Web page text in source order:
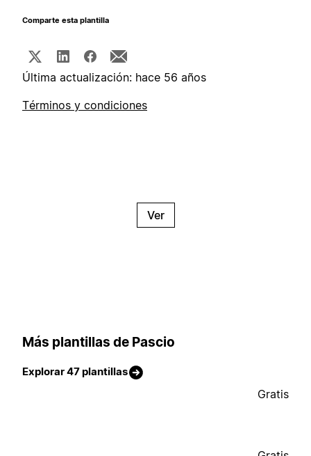
Comparte esta plantilla
Última actualización: hace 56 años
Términos y condiciones
Ver
Más plantillas de Pascio
Explorar 47 plantillas
Gratis